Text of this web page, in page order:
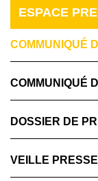
ESPACE
COMMUNIQUÉ
COMMUNIQUÉ
DOSSIER DE
VEILLE PRESSE